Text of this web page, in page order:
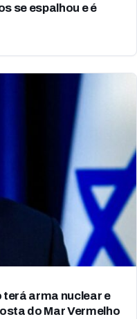
se espalhou e é
arma nuclear e
do Mar Vermelho